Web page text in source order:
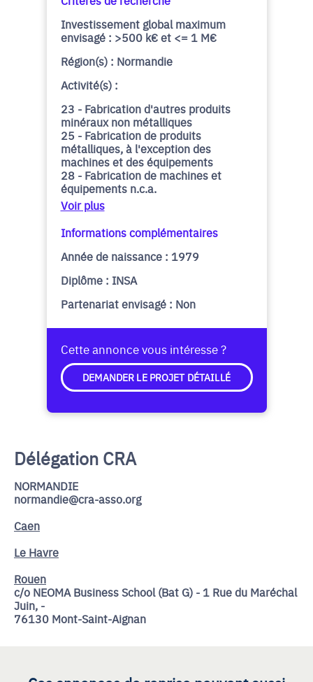
Investissement global maximum
envisagé : >500 k€ et <= 1 M€
Région(s) : Normandie
Activité(s) :
23 - Fabrication d'autres produits
minéraux non métalliques
25 - Fabrication de produits
métalliques, à l'exception des
machines et des équipements
28 - Fabrication de machines et
équipements n.c.a.
Voir plus
Informations complémentaires
Année de naissance : 1979
Diplôme : INSA
Partenariat envisagé : Non
Cette annonce vous intéresse ?
DEMANDER LE PROJET DÉTAILLÉ
Délégation CRA
NORMANDIE
normandie@cra-asso.org
Caen
Le Havre
Rouen
c/o NEOMA Business School (Bat G) - 1 Rue du Maréchal
Juin, -
76130 Mont-Saint-Aignan